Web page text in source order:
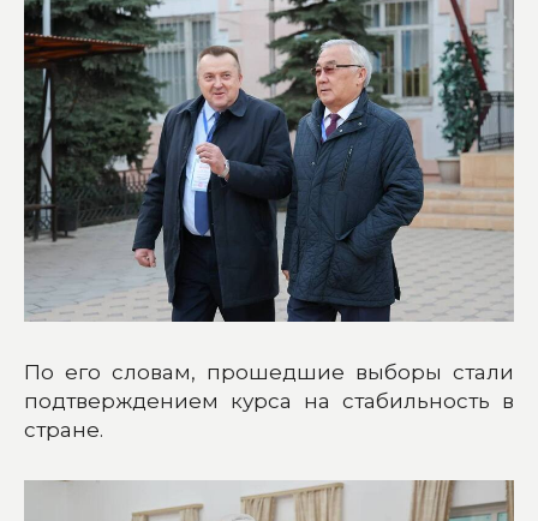
По его словам, прошедшие выборы стали
подтверждением курса на стабильность в
стране.